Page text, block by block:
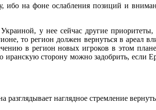
на фоне ослабления позиций и
у нее сейчас другие
то регион должен вернуться в ареал
в регион новых игроков в этом
иранскую сторону можно задобрить,
наглядное стремление